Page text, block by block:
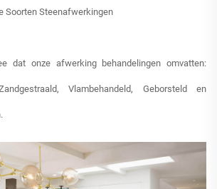
Soorten Steenafwerkingen
dat onze afwerking behandelingen omvatten:
Vlambehandeld, Geborsteld en